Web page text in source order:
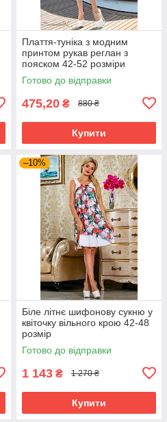
Плаття-туніка з модним
принтом рукав реглан з
пояском 42-52 розміри
Готово до відправки
475,20 ₴ 880 ₴
Купити
–10%
Біле літнє шифонову сукню у
квіточку вільного крою 42-48
розмір
Готово до відправки
1 143 ₴ 1 270 ₴
Купити